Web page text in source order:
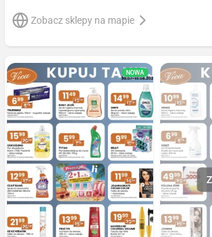
Zobacz sklepy na mapie
NOWA